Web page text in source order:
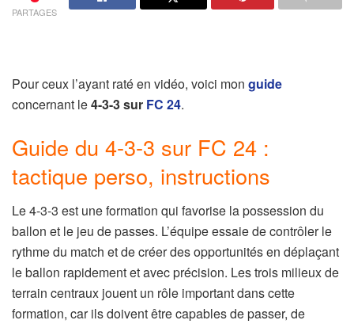
PARTAGES
Pour ceux l’ayant raté en vidéo, voici mon guide
concernant le4-3-3 sur FC 24.
Guide du 4-3-3 sur FC 24 :
tactique perso, instructions
Le 4-3-3 est une formation qui favorise la possession du
ballon et le jeu de passes. L’équipe essaie de contrôler le
rythme du match et de créer des opportunités en déplaçant
le ballon rapidement et avec précision. Les trois milieux de
terrain centraux jouent un rôle important dans cette
formation, car ils doivent être capables de passer, de